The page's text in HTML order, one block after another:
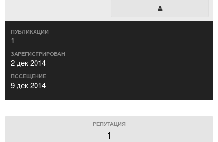
ПУБЛИКАЦИИ
1
ЗАРЕГИСТРИРОВАН
2 дек 2014
ПОСЕЩЕНИЕ
9 дек 2014
РЕПУТАЦИЯ
1